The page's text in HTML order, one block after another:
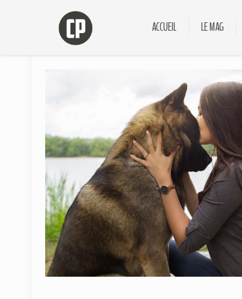
ACCUEIL LE MAG